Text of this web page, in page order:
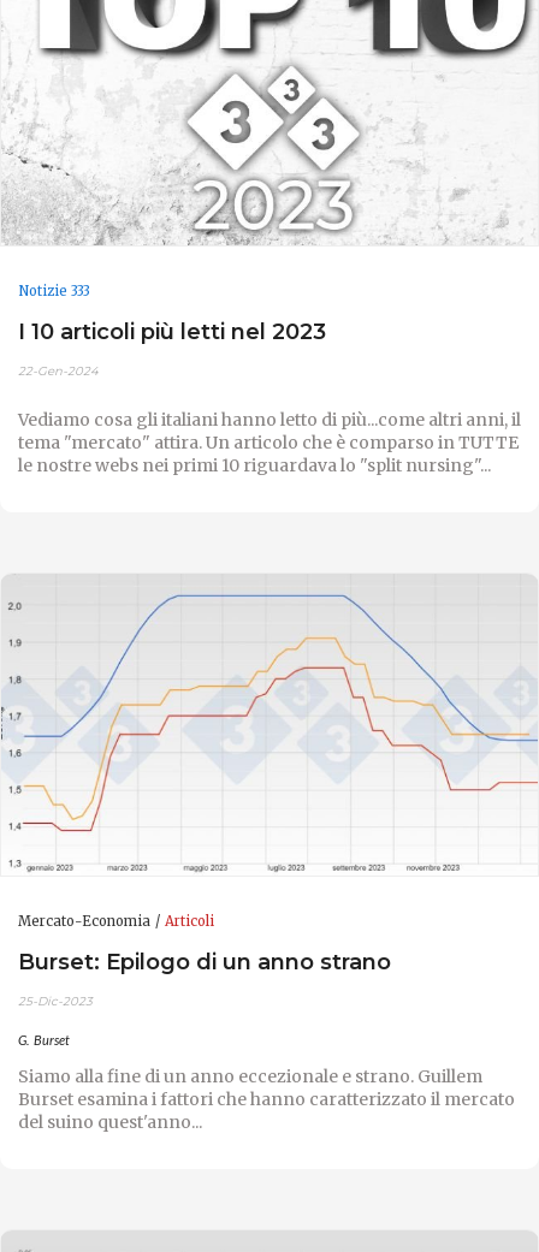
Notizie 333
I 10 articoli più letti nel 2023
22-Gen-2024
Vediamo cosa gli italiani hanno letto di più...come altri anni, il
tema "mercato" attira. Un articolo che è comparso in TUTTE
le nostre webs nei primi 10 riguardava lo "split nursing"...
Mercato-Economia Articoli
Burset: Epilogo di un anno strano
25-Dic-2023
G. Burset
Siamo alla fine di un anno eccezionale e strano. Guillem
Burset esamina i fattori che hanno caratterizzato il mercato
del suino quest'anno...